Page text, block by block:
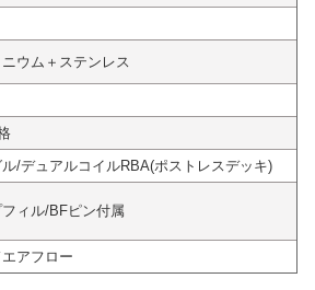
ウム＋ステンレス
/デュアルコイルRBA(ポストレスデッキ)
フィル/BFピン付属
アフロー